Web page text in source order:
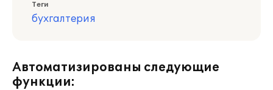
Теги
бухгалтерия
Автоматизированы следующие
функции: